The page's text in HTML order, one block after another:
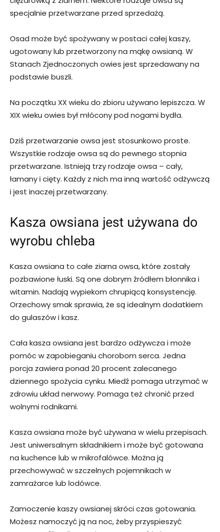
specjalnie przetwarzane przed sprzedażą.
Osad może być spożywany w postaci całej kaszy,
ugotowany lub przetworzony na mąkę owsianą. W
Stanach Zjednoczonych owies jest sprzedawany na
podstawie buszli.
Na początku XX wieku do zbioru używano lepiszcza. W
XIX wieku owies był młócony pod nogami bydła.
Dziś przetwarzanie owsa jest stosunkowo proste.
Wszystkie rodzaje owsa są do pewnego stopnia
przetwarzane. Istnieją trzy rodzaje owsa – cały,
łamany i cięty. Każdy z nich ma inną wartość odżywczą
i jest inaczej przetwarzany.
Kasza owsiana jest używana do
wyrobu chleba
Kasza owsiana to całe ziarna owsa, które zostały
pozbawione łuski. Są one dobrym źródłem błonnika i
witamin. Nadają wypiekom chrupiącą konsystencję.
Orzechowy smak sprawia, że są idealnym dodatkiem
do gulaszów i kasz.
Cała kasza owsiana jest bardzo odżywcza i może
pomóc w zapobieganiu chorobom serca. Jedna
porcja zawiera ponad 20 procent zalecanego
dziennego spożycia cynku. Miedź pomaga utrzymać w
zdrowiu układ nerwowy. Pomaga też chronić przed
wolnymi rodnikami.
Kasza owsiana może być używana w wielu przepisach.
Jest uniwersalnym składnikiem i może być gotowana
na kuchence lub w mikrofalówce. Można ją
przechowywać w szczelnych pojemnikach w
zamrażarce lub lodówce.
Zamoczenie kaszy owsianej skróci czas gotowania.
Możesz namoczyć ją na noc, żeby przyspieszyć